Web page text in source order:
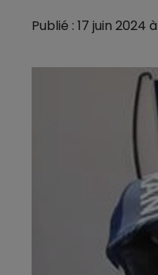
Publié : 17 juin 2024